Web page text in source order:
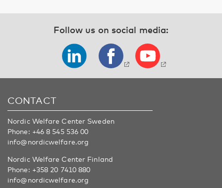
Follow us on social media:
CONTACT
Nordic Welfare Center Sweden
Phone: +46 8 545 536 00
info@nordicwelfare.org
Nordic Welfare Center Finland
Phone: +358 20 7410 880
info@nordicwelfare.org